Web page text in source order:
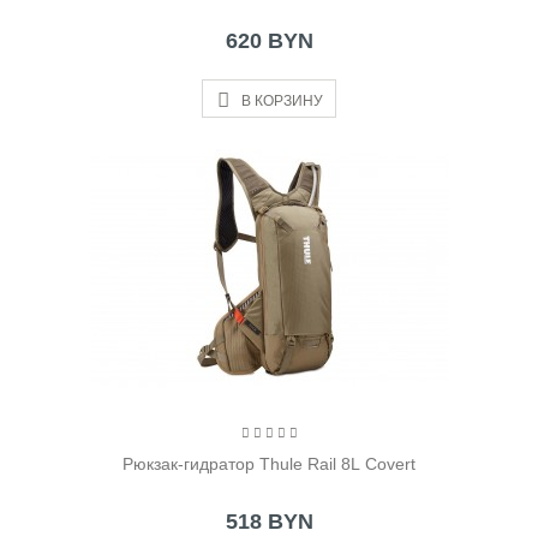
620 BYN
В КОРЗИНУ
Рюкзак-гидратор Thule Rail 8L Covert
518 BYN